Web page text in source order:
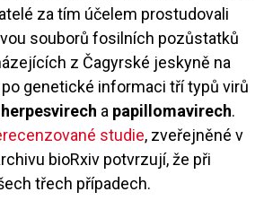
za tím účelem prostudovali
souborů fosilních pozůstatků
z Čagyrské jeskyně na
genetické informaci tří typů virů
herpesvirech a papillomavirech.
studie, zveřejněné v
bioRxiv potvrzují, že při
třech případech.